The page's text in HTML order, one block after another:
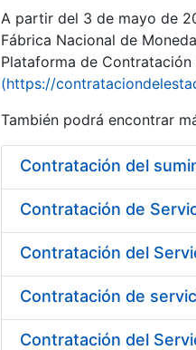
Erakutsi/Ezkutatu
Erakutsi/Ezkutatu
Erakutsi/Ezkutatu
A partir del 3 de mayo de
Fábrica Nacional de
Plataforma de
(https://
También podrá encontrar
Contratación del
Contratación del
Contratación de
Contratación del